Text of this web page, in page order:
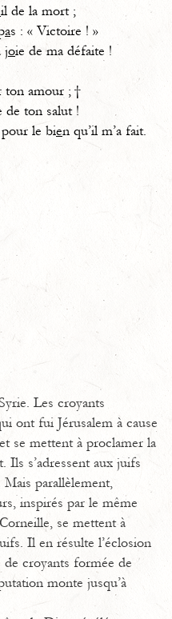
il de la mort ;
as : « Victoire ! »
joie de ma défaite !
ton amour ; †
de ton salut !
pour le bien qu’il m’a fait.
Les croyants
ont fui Jérusalem à cause
se mettent à proclamer la
Ils s’adressent aux juifs
parallèlement,
inspirés par le même
se mettent à
Il en résulte l’éclosion
croyants formée de
monte jusqu’à